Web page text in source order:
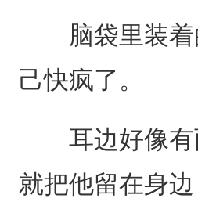
脑袋里装着
己快疯了。
耳边好像有
就把他留在身